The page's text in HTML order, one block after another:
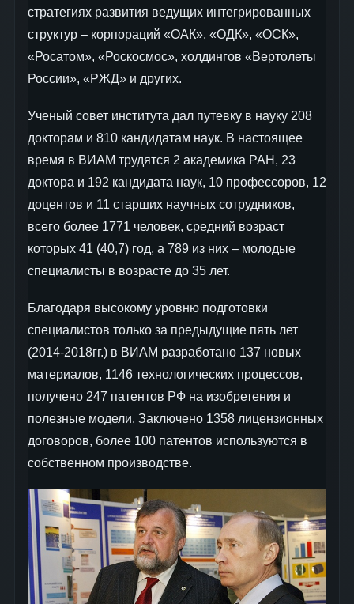
стратегиях развития ведущих интегрированных
структур – корпораций «ОАК», «ОДК», «ОСК»,
«Росатом», «Роскосмос», холдингов «Вертолеты
России», «РЖД» и других.
Ученый совет института дал путевку в науку 208
докторам и 810 кандидатам наук. В настоящее
время в ВИАМ трудятся 2 академика РАН, 23
доктора и 192 кандидата наук, 10 профессоров, 12
доцентов и 11 старших научных сотрудников,
всего более 1771 человек, средний возраст
которых 41 (40,7) год, а 789 из них – молодые
специалисты в возрасте до 35 лет.
Благодаря высокому уровню подготовки
специалистов только за предыдущие пять лет
(2014-2018гг.) в ВИАМ разработано 137 новых
материалов, 1146 технологических процессов,
получено 247 патентов РФ на изобретения и
полезные модели. Заключено 1358 лицензионных
договоров, более 100 патентов используются в
собственном производстве.